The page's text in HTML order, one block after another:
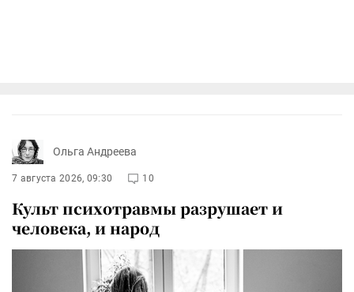
Ольга Андреева
7 августа 2026, 09:30 10
Культ психотравмы разрушает и
человека, и народ